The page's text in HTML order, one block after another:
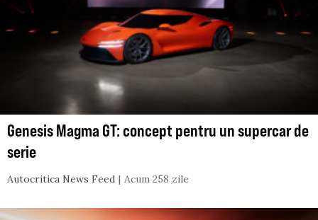
Genesis Magma GT: concept pentru un supercar de
serie
Autocritica News Feed Acum 258 zile